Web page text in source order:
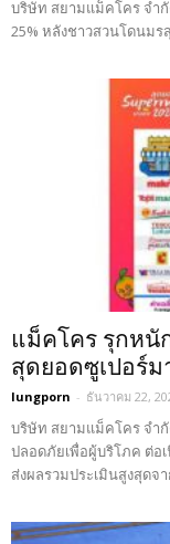
บริษัท สยามแม็คโคร จำ
25% หลังชาวสวนโดนมร
แม็คโคร รุกห
สุดยอดซูเปอร์ม
lungporn - ธันวาคม 22,
บริษัท สยามแม็คโคร จำ
ปลอดภัยเพื่อผู้บริโภค ต่อ
ส่งผลรวมประเมินสูงสุดจ